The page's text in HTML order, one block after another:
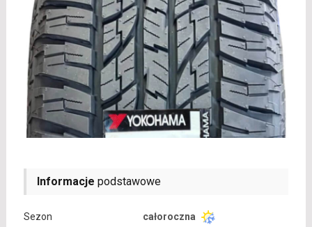
Informacje podstawowe
Sezon
całoroczna